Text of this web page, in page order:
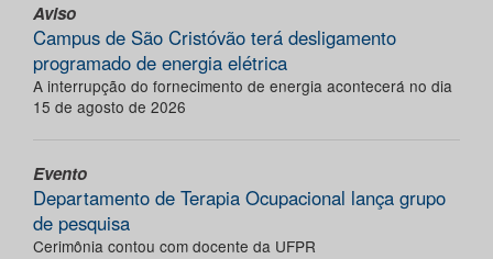
Aviso
Campus de São Cristóvão terá desligamento
programado de energia elétrica
A interrupção do fornecimento de energia acontecerá no dia
15 de agosto de 2026
Evento
Departamento de Terapia Ocupacional lança grupo
de pesquisa
Cerimônia contou com docente da UFPR